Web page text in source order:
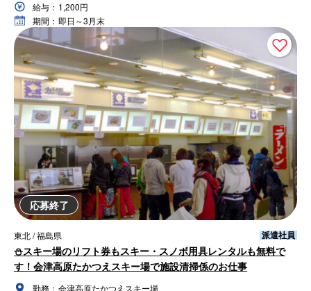
給与： 1,200円
期間： 即日～3月末
応募終了
東北 / 福島県 派遣社員
⛄スキー場のリフト券もスキー・スノボ用具レンタルも無料で
す！会津高原たかつえスキー場で施設清掃係のお仕事
勤務： 会津高原たかつえスキー場